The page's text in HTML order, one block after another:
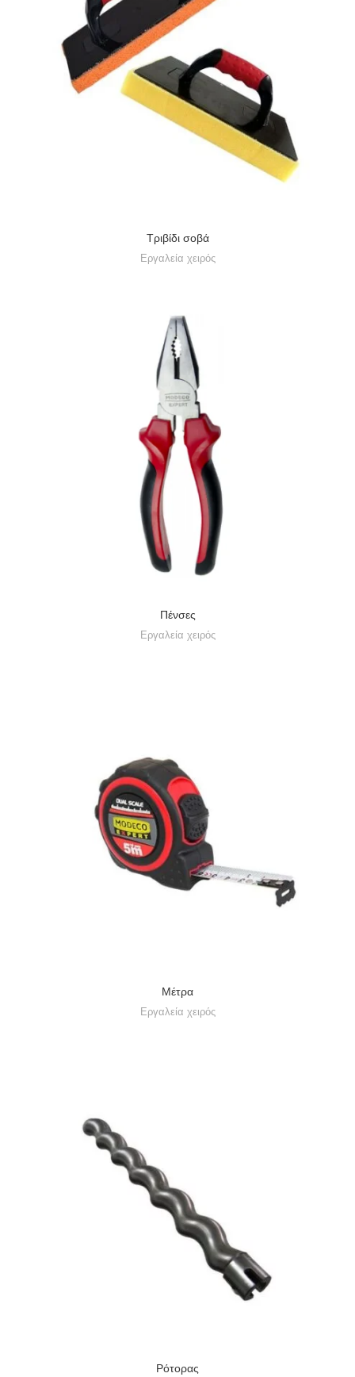
Tριβίδι σοβά
Εργαλεία χειρός
Πένσες
Εργαλεία χειρός
Μέτρα
Εργαλεία χειρός
Ρότορας